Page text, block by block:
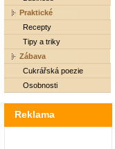
Praktické
Recepty
Tipy a triky
Zábava
Cukrářská poezie
Osobnosti
Reklama